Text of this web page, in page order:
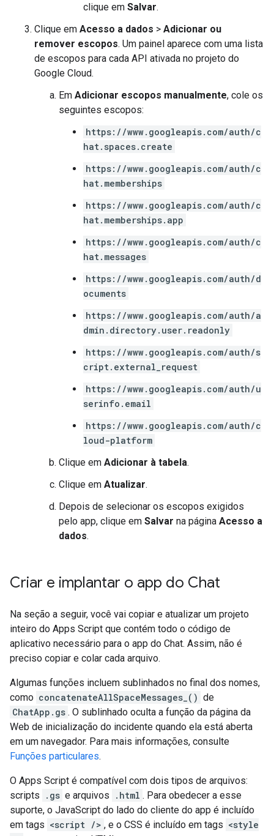
clique em Salvar.
Clique em Acesso a dados > Adicionar ou
remover escopos. Um painel aparece com uma lista
de escopos para cada API ativada no projeto do
Google Cloud.
Em Adicionar escopos manualmente, cole os
seguintes escopos:
https://www.googleapis.com/auth/c
hat.spaces.create
https://www.googleapis.com/auth/c
hat.memberships
https://www.googleapis.com/auth/c
hat.memberships.app
https://www.googleapis.com/auth/c
hat.messages
https://www.googleapis.com/auth/d
ocuments
https://www.googleapis.com/auth/a
dmin.directory.user.readonly
https://www.googleapis.com/auth/s
cript.external_request
https://www.googleapis.com/auth/u
serinfo.email
https://www.googleapis.com/auth/c
loud-platform
Clique em Adicionar à tabela.
Clique em Atualizar.
Depois de selecionar os escopos exigidos
pelo app, clique em Salvar na página Acesso a
dados.
Criar e implantar o app do Chat
Na seção a seguir, você vai copiar e atualizar um projeto
inteiro do Apps Script que contém todo o código de
aplicativo necessário para o app do Chat. Assim, não é
preciso copiar e colar cada arquivo.
Algumas funções incluem sublinhados no final dos nomes,
como concatenateAllSpaceMessages_() de
ChatApp.gs . O sublinhado oculta a função da página da
Web de inicialização do incidente quando ela está aberta
em um navegador. Para mais informações, consulte
Funções particulares.
O Apps Script é compatível com dois tipos de arquivos:
scripts
.gs e arquivos .html . Para obedecer a esse
suporte, o JavaScript do lado do cliente do app é incluído
em tags <script /> , e o CSS é incluído em tags <style